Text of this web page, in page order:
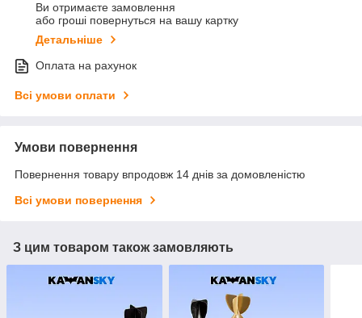
Ви отримаєте замовлення
або гроші повернуться на вашу картку
Детальніше
Оплата на рахунок
Всі умови оплати
Умови повернення
Повернення товару впродовж 14 днів за домовленістю
Всі умови повернення
З цим товаром також замовляють